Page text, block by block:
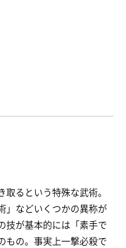
るという特殊な武術。
」などいくつかの異称が
技が基本的には「素手で
もの。事実上一撃必殺で